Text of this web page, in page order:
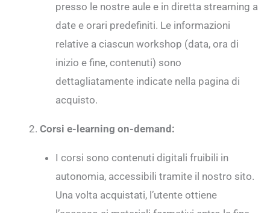
presso le nostre aule e in diretta streaming a
date e orari predefiniti. Le informazioni
relative a ciascun workshop (data, ora di
inizio e fine, contenuti) sono
dettagliatamente indicate nella pagina di
acquisto.
Corsi e-learning on-demand:
I corsi sono contenuti digitali fruibili in
autonomia, accessibili tramite il nostro sito.
Una volta acquistati, l’utente ottiene